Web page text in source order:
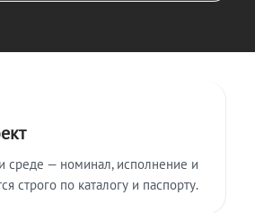
среде — номинал, исполнение и
строго по каталогу и паспорту.